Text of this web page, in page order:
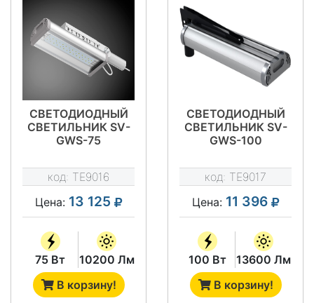
СВЕТОДИОДНЫЙ
СВЕТИЛЬНИК SV-
GWS-75
код: TE9016
Цена: 13 125
75 Вт
10200 Лм
В корзину!
СВЕТОДИОДНЫЙ
СВЕТИЛЬНИК SV-
GWS-100
код: TE9017
Цена: 11 396
100 Вт
13600 Лм
В корзину!